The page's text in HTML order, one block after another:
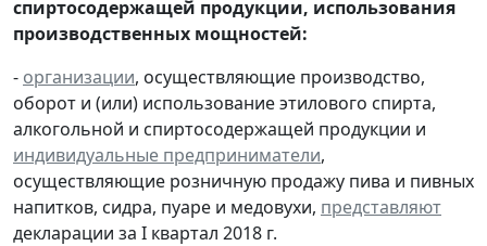
спиртосодержащей продукции, использования
производственных мощностей:
- организации, осуществляющие производство,
оборот и (или) использование этилового спирта,
алкогольной и спиртосодержащей продукции и
индивидуальные предприниматели,
осуществляющие розничную продажу пива и пивных
напитков, сидра, пуаре и медовухи, представляют
декларации за I квартал 2018 г.